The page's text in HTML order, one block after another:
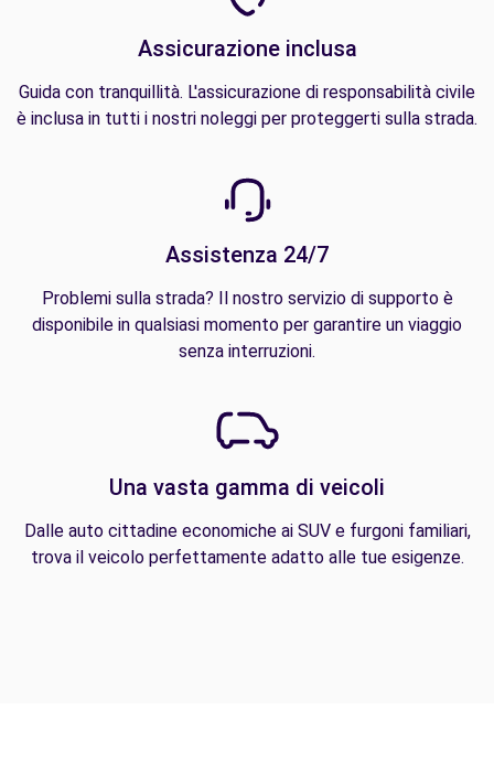
Assicurazione inclusa
Guida con tranquillità. L'assicurazione di responsabilità civile
è inclusa in tutti i nostri noleggi per proteggerti sulla strada.
Assistenza 24/7
Problemi sulla strada? Il nostro servizio di supporto è
disponibile in qualsiasi momento per garantire un viaggio
senza interruzioni.
Una vasta gamma di veicoli
Dalle auto cittadine economiche ai SUV e furgoni familiari,
trova il veicolo perfettamente adatto alle tue esigenze.